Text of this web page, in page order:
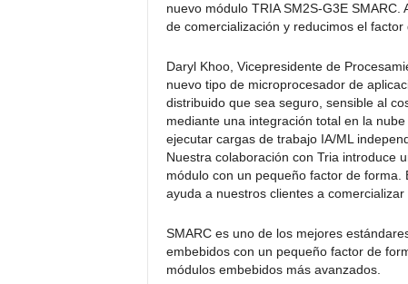
nuevo módulo TRIA SM2S-G3E
de comercialización y reducimos el
Daryl Khoo, Vicepresidente de
nuevo tipo de microprocesador de
distribuido que sea seguro, sensible al
mediante una integración total en la
ejecutar cargas de trabajo IA/ML
Nuestra colaboración con Tria introduce
módulo con un pequeño factor de
ayuda a nuestros clientes a comercializar
SMARC es uno de los mejores
embebidos con un pequeño factor de
módulos embebidos más avanzados.